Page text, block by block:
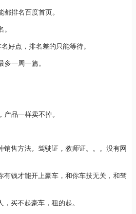
排名百度首页。
好点，排名差的只能等待。
多一周一篇。
品一样卖不掉。
销售方法。驾驶证，教师证。。。没有网
有钱才能开上豪车，和你车技无关，和驾
买不起豪车，租的起。